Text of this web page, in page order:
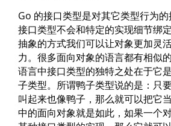
Go 的接口类型是对其它类型行为
接口类型不会和特定的实现细节绑
抽象的方式我们可以让对象更加灵
力。很多面向对象的语言都有相似
语言中接口类型的独特之处在于它
子类型。所谓鸭子类型说的是：只
叫起来也像鸭子，那么就可以把它
中的面向对象就是如此，如果一个